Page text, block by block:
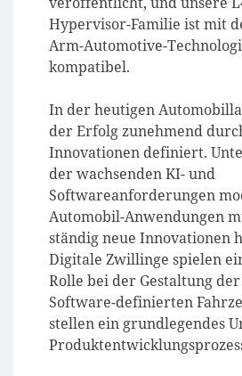
Hypervisor-Familie ist mit
Arm-Automotive-
kompatibel.
In der heutigen
der Erfolg zunehmend
Innovationen definiert.
der wachsenden KI- und
Softwareanforderungen
Automobil-Anwendungen
ständig neue Innovationen
Digitale Zwillinge spielen
Rolle bei der Gestaltung
Software-definierten
stellen ein grundlegendes